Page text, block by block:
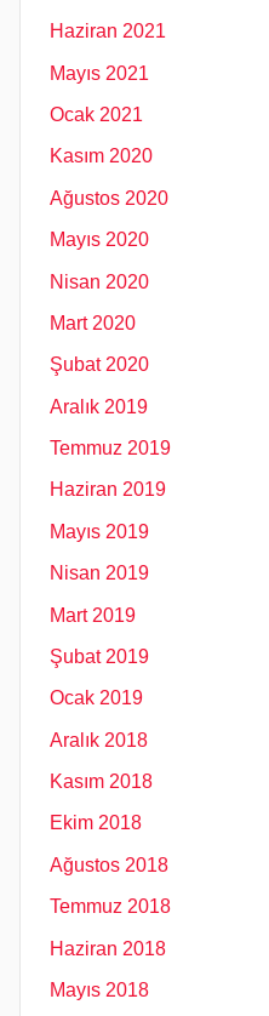
Haziran 2021
Mayıs 2021
Ocak 2021
Kasım 2020
Ağustos 2020
Mayıs 2020
Nisan 2020
Mart 2020
Şubat 2020
Aralık 2019
Temmuz 2019
Haziran 2019
Mayıs 2019
Nisan 2019
Mart 2019
Şubat 2019
Ocak 2019
Aralık 2018
Kasım 2018
Ekim 2018
Ağustos 2018
Temmuz 2018
Haziran 2018
Mayıs 2018